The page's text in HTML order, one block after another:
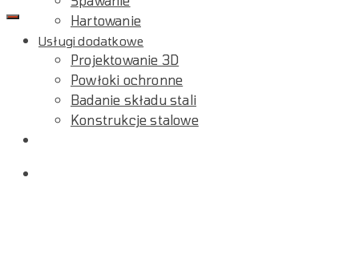
Hartowanie
Usługi dodatkowe
Projektowanie 3D
Powłoki ochronne
Badanie składu stali
Konstrukcje stalowe